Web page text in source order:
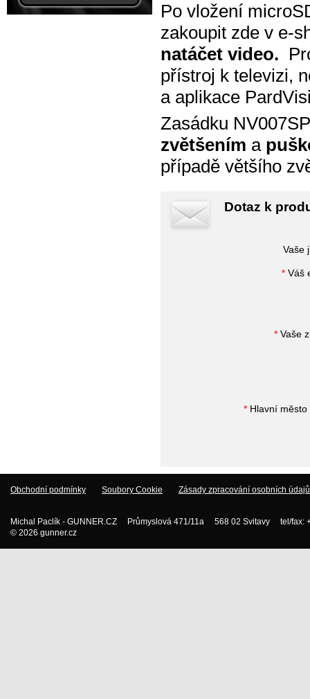
Po vložení
zakoupit zde v e-
natáčet video.
přístroj k televizi,
a aplikace
Zasádku
zvětšením a
případě většího
Dotaz k
Vaše
* Váš
* Vaše
* Hlavní město
Obchodní podmínky Soubory Cookie Zásady zpracování osobních údajů
Michal Paclík - GUNNER.CZ Průmyslová 471/11a 568 02 Svitavy tel/
© 2026 gunner.cz